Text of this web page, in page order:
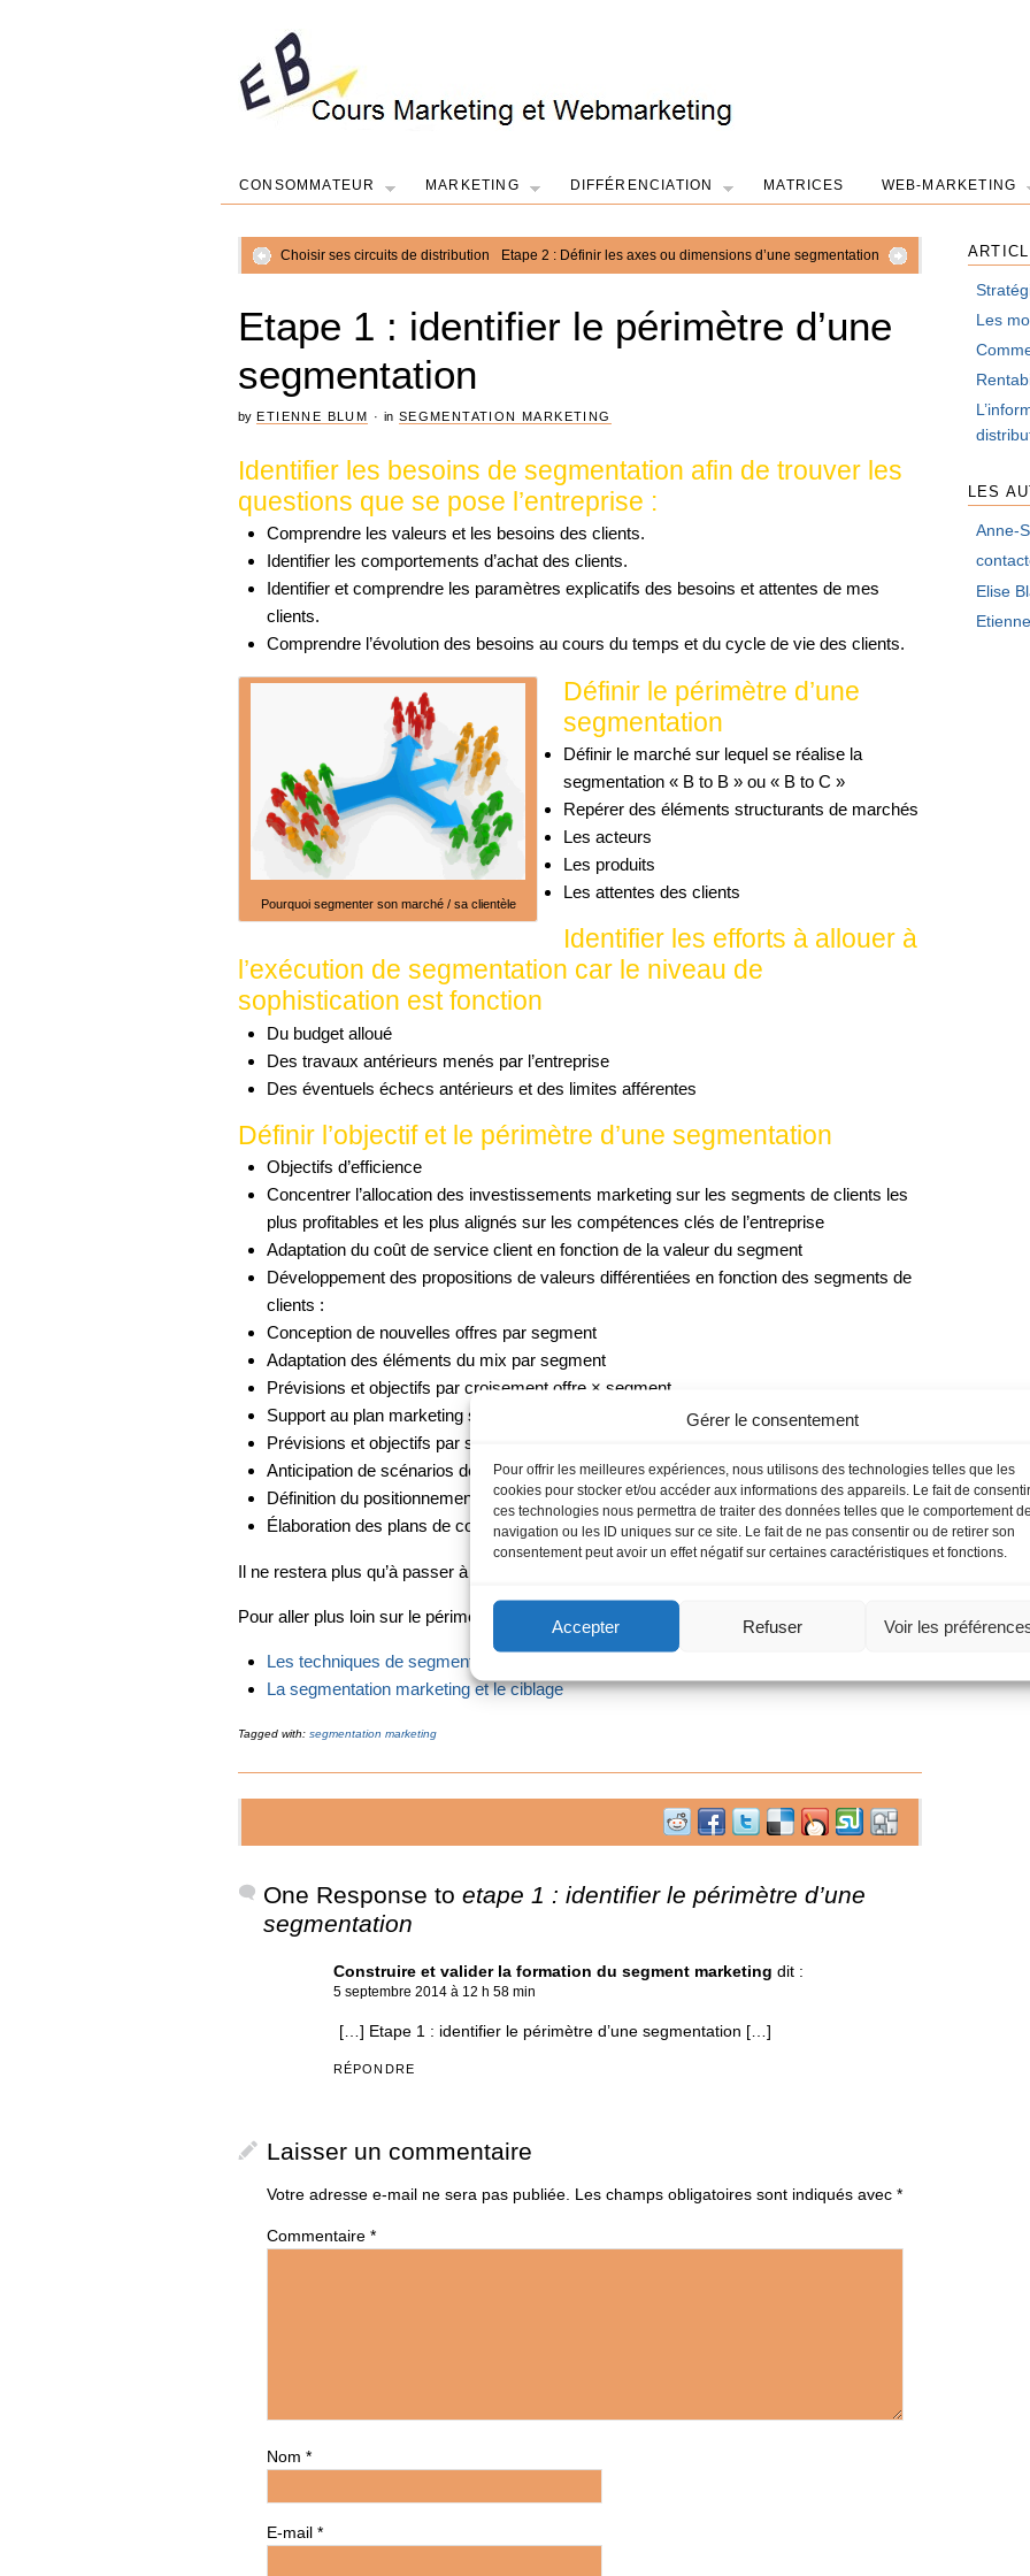
Gérer le consentement
Pour offrir les meilleures expériences, nous utilisons des technologies telles que les
cookies pour stocker et/ou accéder aux informations des appareils. Le fait de
ces technologies nous permettra de traiter des données telles que le comportement
navigation ou les ID uniques sur ce site. Le fait de ne pas consentir ou de retirer son
consentement peut avoir un effet négatif sur certaines caractéristiques et fonctions.
Accepter Refuser Voir les
CONSOMMATEUR MARKETING DIFFÉRENCIATION MATRICES WEB-MARKETING
Choisir ses circuits de distribution Etape 2 : Définir les axes ou dimensions d’une segmentation
Etape 1 : identifier le périmètre d’une
segmentation
by ETIENNE BLUM ·in SEGMENTATION MARKETING
Identifier les besoins de segmentation afin de trouver les
questions que se pose l’entreprise :
Comprendre les valeurs et les besoins des clients.
Identifier les comportements d’achat des clients.
Identifier et comprendre les paramètres explicatifs des besoins et attentes de mes
clients.
Comprendre l’évolution des besoins au cours du temps et du cycle de vie des clients.
Pourquoi segmenter son marché / sa clientèle
Définir le périmètre d’une
segmentation
Définir le marché sur lequel se réalise la
segmentation « B to B » ou « B to C »
Repérer des éléments structurants de marchés
Les acteurs
Les produits
Les attentes des clients
Identifier les efforts à allouer à
l’exécution de segmentation car le niveau de
sophistication est fonction
Du budget alloué
Des travaux antérieurs menés par l’entreprise
Des éventuels échecs antérieurs et des limites afférentes
Définir l’objectif et le périmètre d’une segmentation
Objectifs d’efficience
Concentrer l’allocation des investissements marketing sur les segments de clients les
plus profitables et les plus alignés sur les compétences clés de l’entreprise
Adaptation du coût de service client en fonction de la valeur du segment
Développement des propositions de valeurs différentiées en fonction des segments de
clients :
Conception de nouvelles offres par segment
Adaptation des éléments du mix par segment
Prévisions et objectifs par croisement offre × segment
Support au plan marketing stratégique
Prévisions et objectifs par segment
Anticipation de scénarios de ruptures
Définition du positionnement sur le marché
Élaboration des plans de compte client par les équipes de vente.
Il ne restera plus qu’à passer à l’étape2 :
Pour aller plus loin sur le périmètre d’une segmentation :
Les techniques de segmentation Marketing
La segmentation marketing et le ciblage
Tagged with: segmentation marketing
One Response to etape 1 : identifier le périmètre d’une
segmentation
Construire et valider la formation du segment marketing dit :
5 septembre 2014 à 12 h 58 min
[…] Etape 1 : identifier le périmètre d’une segmentation […]
RÉPONDRE
Laisser un commentaire
Votre adresse e-mail ne sera pas publiée. Les champs obligatoires sont indiqués avec *
Commentaire *
Nom *
E-mail *
Les
LES
Anne-
Elise